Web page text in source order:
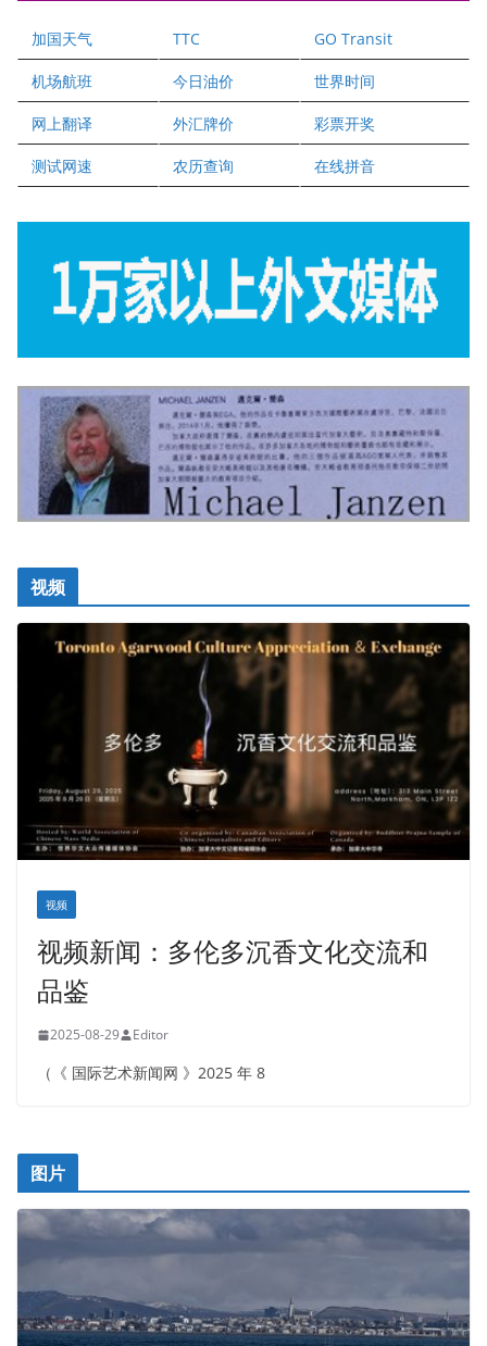
健健宝公司
二十一世纪美联地产公司
全球趋势移民留学
盛达资本
正点印艺设计
加国天气 TTC GO Transit
机场航班 今日油价 世界时间
网上翻译 外汇牌价 彩票开奖
测试网速 农历查询 在线拼音
视频
视频
视频新闻：多伦多沉香文化交流和
品鉴
2025-08-29 Editor
（《 国际艺术新闻网 》2025 年 8
图片